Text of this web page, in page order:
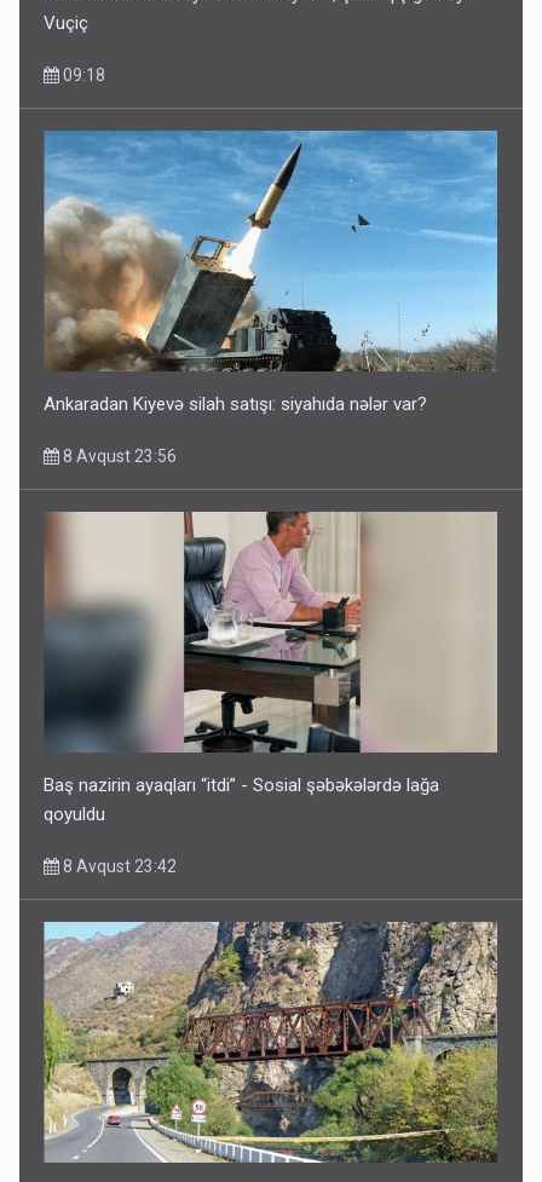
Vuçiç
09:18
Ankaradan Kiyevə silah satışı: siyahıda nələr var?
8 Avqust 23:56
Baş nazirin ayaqları “itdi” - Sosial şəbəkələrdə lağa
qoyuldu
8 Avqust 23:42